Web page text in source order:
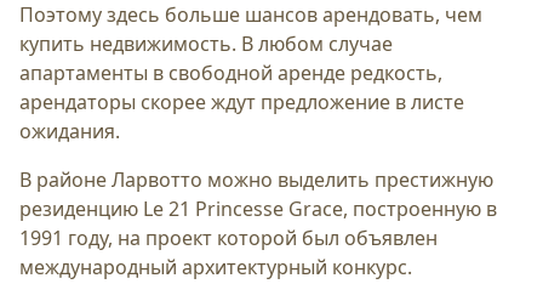
Поэтому здесь больше шансов арендовать, чем
купить недвижимость. В любом случае
апартаменты в свободной аренде редкость,
арендаторы скорее ждут предложение в листе
ожидания.
В районе Ларвотто можно выделить престижную
резиденцию Le 21 Princesse Grace, построенную в
1991 году, на проект которой был объявлен
международный архитектурный конкурс.